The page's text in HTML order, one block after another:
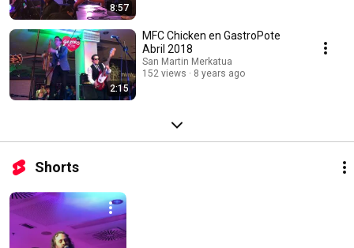
8:57
2:15
MFC Chicken en GastroPote
Abril 2018
San Martin Merkatua
152 views
8 years ago
Shorts